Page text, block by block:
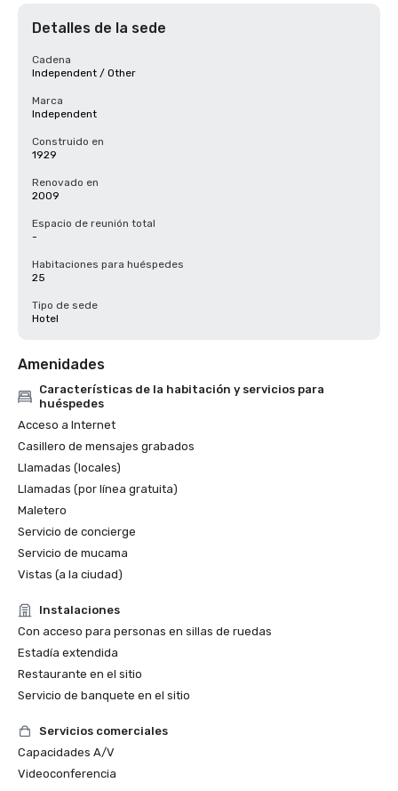
Detalles de la sede
Cadena
Independent / Other
Marca
Independent
Construido en
1929
Renovado en
2009
Espacio de reunión total
-
Habitaciones para huéspedes
25
Tipo de sede
Hotel
Amenidades
Características de la habitación y servicios para
huéspedes
Acceso a Internet
Casillero de mensajes grabados
Llamadas (locales)
Llamadas (por línea gratuita)
Maletero
Servicio de concierge
Servicio de mucama
Vistas (a la ciudad)
Instalaciones
Con acceso para personas en sillas de ruedas
Estadía extendida
Restaurante en el sitio
Servicio de banquete en el sitio
Servicios comerciales
Capacidades A/V
Videoconferencia